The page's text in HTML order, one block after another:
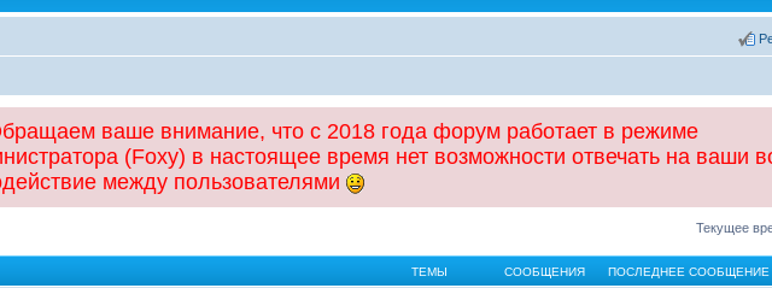
ваше внимание, что с 2018 года форум работает в режиме
(Foxy) в настоящее время нет возможности отвечать на ваши
между пользователями
Текущее
ТЕМЫ СООБЩЕНИЯ ПОСЛЕДНЕЕ СООБЩЕНИЕ